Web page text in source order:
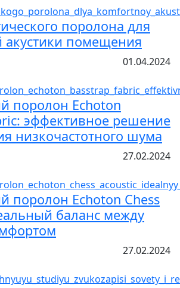
поролона для
акустики помещения
01.04.2024
поролон Echoton
эффективное решение
низкочастотного шума
27.02.2024
поролон Echoton Chess
баланс между
27.02.2024